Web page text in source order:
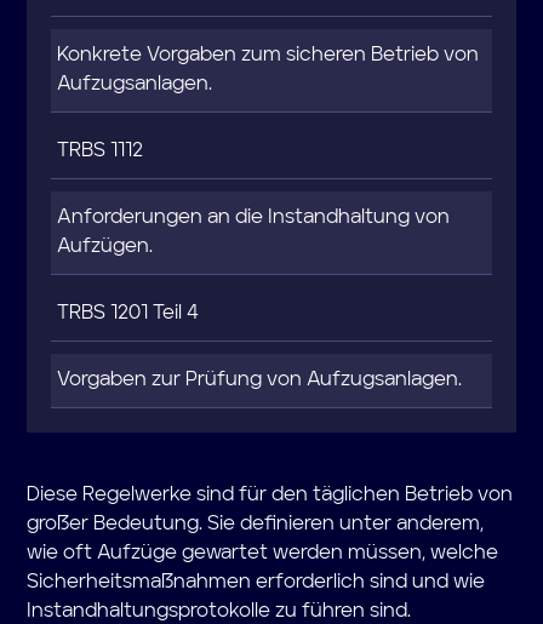
Konkrete Vorgaben zum sicheren Betrieb von
Aufzugsanlagen.
TRBS 1112
Anforderungen an die Instandhaltung von
Aufzügen.
TRBS 1201 Teil 4
Vorgaben zur Prüfung von Aufzugsanlagen.
Diese Regelwerke sind für den täglichen Betrieb von
großer Bedeutung. Sie definieren unter anderem,
wie oft Aufzüge gewartet werden müssen, welche
Sicherheitsmaßnahmen erforderlich sind und wie
Instandhaltungsprotokolle zu führen sind.